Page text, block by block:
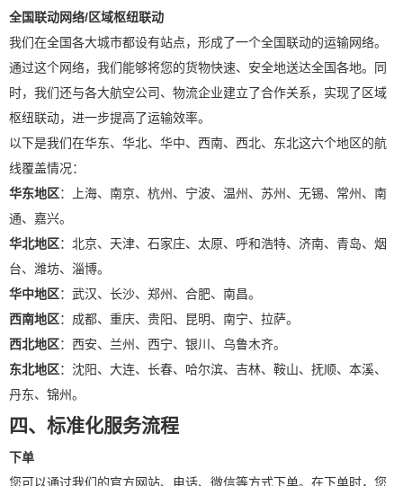
全国联动网络/区域枢纽联动
我们在全国各大城市都设有站点，形成了一个全国联动的运输网络。
通过这个网络，我们能够将您的货物快速、安全地送达全国各地。同
时，我们还与各大航空公司、物流企业建立了合作关系，实现了区域
枢纽联动，进一步提高了运输效率。
以下是我们在华东、华北、华中、西南、西北、东北这六个地区的航
线覆盖情况：
华东地区：上海、南京、杭州、宁波、温州、苏州、无锡、常州、南
通、嘉兴。
华北地区：北京、天津、石家庄、太原、呼和浩特、济南、青岛、烟
台、潍坊、淄博。
华中地区：武汉、长沙、郑州、合肥、南昌。
西南地区：成都、重庆、贵阳、昆明、南宁、拉萨。
西北地区：西安、兰州、西宁、银川、乌鲁木齐。
东北地区：沈阳、大连、长春、哈尔滨、吉林、鞍山、抚顺、本溪、
丹东、锦州。
四、标准化服务流程
下单
您可以通过我们的官方网站、电话、微信等方式下单。在下单时，您